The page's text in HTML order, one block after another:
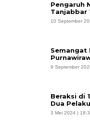
Pengaruh
Tanjabbar
10 September
Semangat
9 September
Beraksi di
Dua
3 Mei 2024 |